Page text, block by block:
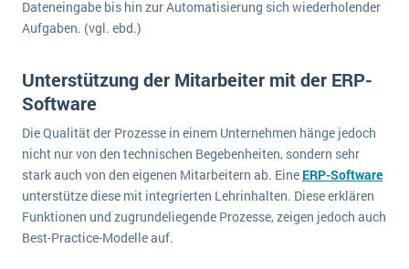
NACHRICHTENARCHIV
Dateneingabe bis hin zur Automatisierung sich wiederholender
Aufgaben. (vgl. ebd.)
Unterstützung der Mitarbeiter mit der ERP-
Software
Die Qualität der Prozesse in einem Unternehmen hänge jedoch
nicht nur von den technischen Begebenheiten, sondern sehr
stark auch von den eigenen Mitarbeitern ab. Eine ERP-Software
unterstütze diese mit integrierten Lehrinhalten. Diese erklären
Funktionen und zugrundeliegende Prozesse, zeigen jedoch auch
Best-Practice-Modelle auf.